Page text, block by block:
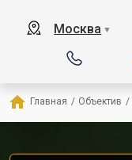
Москва ▼
Главная / Объектив /